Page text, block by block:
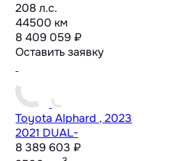
208 л.с.
44500 км
8 409 059 ₽
Оставить заявку
Toyota Alphard , 2023
2021 DUAL-
8 389 603 ₽